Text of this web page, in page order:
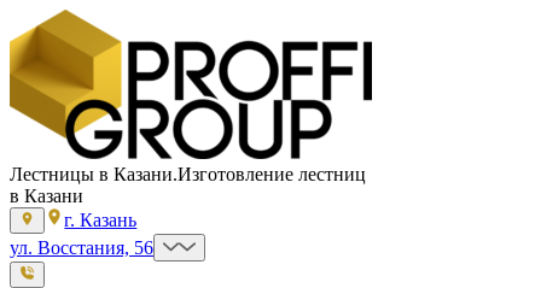
Лестницы в Казани.Изготовление лестниц
в Казани
г. Казань
ул. Восстания, 56